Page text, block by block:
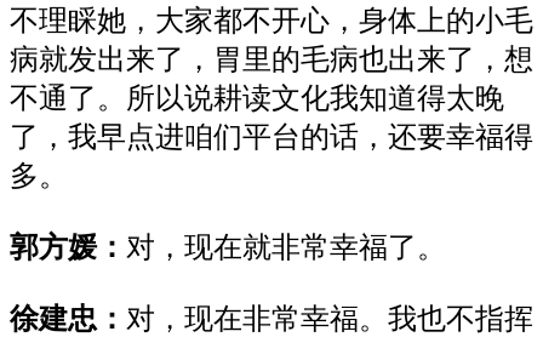
不理睬她，大家都不开心，身体上的小毛
病就发出来了，胃里的毛病也出来了，想
不通了。所以说耕读文化我知道得太晚
了，我早点进咱们平台的话，还要幸福得
多。
郭方媛： 对，现在就非常幸福了。
徐建忠 ： 对，现在非常幸福。我也不指挥